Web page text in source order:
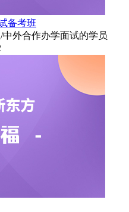
备考班
外合作办学面试的学员